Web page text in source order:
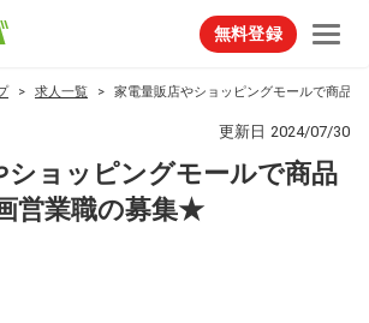
無料登録
求人一覧 家電量販店やショッピングモールで商品
更新日 2024/07/30
ショッピングモールで商品
営業職の募集★